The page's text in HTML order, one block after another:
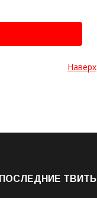
Наверх
ПОСЛЕДНИЕ ТВИТЫ